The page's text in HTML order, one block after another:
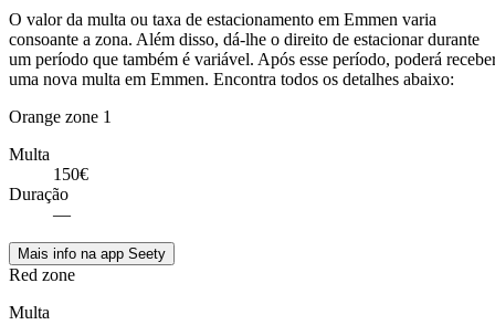
O valor da multa ou taxa de estacionamento em Emmen varia
consoante a zona. Além disso, dá-lhe o direito de estacionar durante
um período que também é variável. Após esse período, poderá
uma nova multa em Emmen. Encontra todos os detalhes abaixo:
Orange zone 1
Multa
150€
Duração
—
Mais info na app Seety
Red zone
Multa